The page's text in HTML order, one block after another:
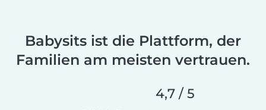
Babysits ist die Plattform, der
Familien am meisten vertrauen.
4,7 / 5